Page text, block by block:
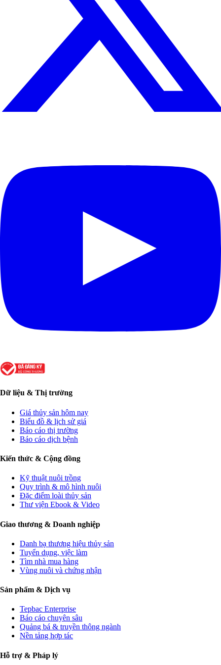
Dữ liệu & Thị trường
Giá thủy sản hôm nay
Biểu đồ & lịch sử giá
Báo cáo thị trường
Báo cáo dịch bệnh
Kiến thức & Cộng đồng
Kỹ thuật nuôi trồng
Quy trình & mô hình nuôi
Đặc điểm loài thủy sản
Thư viện Ebook & Video
Giao thương & Doanh nghiệp
Danh bạ thương hiệu thủy sản
Tuyển dụng, việc làm
Tìm nhà mua hàng
Vùng nuôi và chứng nhận
Sản phẩm & Dịch vụ
Tepbac Enterprise
Báo cáo chuyên sâu
Quảng bá & truyền thông ngành
Nền tảng hợp tác
Hỗ trợ & Pháp lý